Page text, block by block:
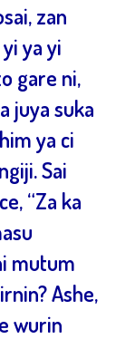
zan
ya yi
gare ni,
juya suka
ya ci
Sai
“Za ka
mutum
Ashe,
wurin